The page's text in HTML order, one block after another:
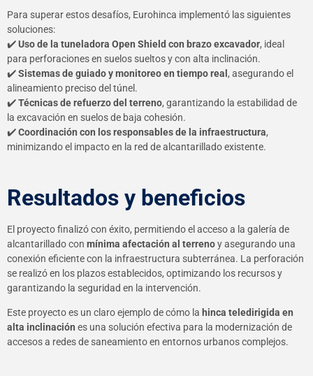
Para superar estos desafíos, Eurohinca implementó las siguientes
soluciones:
✔️Uso de la tuneladora Open Shield con brazo excavador, ideal
para perforaciones en suelos sueltos y con alta inclinación.
✔️Sistemas de guiado y monitoreo en tiempo real , asegurando el
alineamiento preciso del túnel.
✔️Técnicas de refuerzo del terreno, garantizando la estabilidad de
la excavación en suelos de baja cohesión.
✔️Coordinación con los responsables de la infraestructura,
minimizando el impacto en la red de alcantarillado existente.
Resultados y beneficios
El proyecto finalizó con éxito, permitiendo el acceso a la galería de
alcantarillado con mínima afectación al terrenoy asegurando una
conexión eficiente con la infraestructura subterránea. La perforación
se realizó en los plazos establecidos, optimizando los recursos y
garantizando la seguridad en la intervención.
Este proyecto es un claro ejemplo de cómo la hinca teledirigida en
alta inclinación es una solución efectiva para la modernización de
accesos a redes de saneamiento en entornos urbanos complejos.